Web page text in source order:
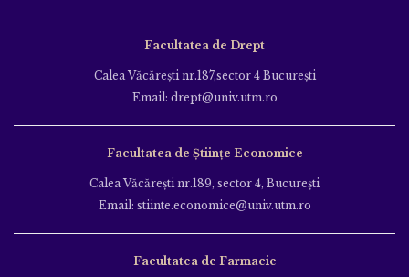
Facultatea de Drept
Calea Văcăreşti nr.187,sector 4 Bucureşti
Email: drept@univ.utm.ro
Facultatea de Științe Economice
Calea Văcăreşti nr.189, sector 4, Bucureşti
Email: stiinte.economice@univ.utm.ro
Facultatea de Farmacie